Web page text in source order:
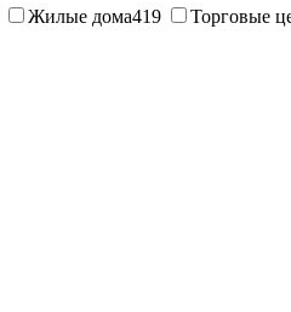
Жилые дома419 Торговые